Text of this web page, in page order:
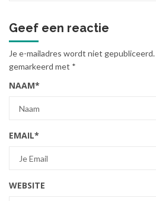
Geef een reactie
Je e-mailadres wordt niet gepubliceerd.
gemarkeerd met *
NAAM*
EMAIL*
WEBSITE